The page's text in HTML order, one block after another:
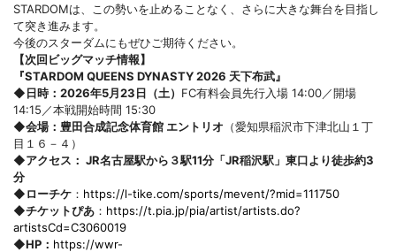
STARDOMは、この勢いを止めることなく、さらに大きな舞台を目指し
て突き進みます。
今後のスターダムにもぜひご期待ください。
【次回ビッグマッチ情報】
『STARDOM QUEENS DYNASTY 2026 天下布武』
◆日時：2026年5月23日（土） FC有料会員先行入場 14:00／開場
14:15／本戦開始時間 15:30
◆会場：豊田合成記念体育館 エントリオ （愛知県稲沢市下津北山１丁
目１６－４）
◆アクセス： JR名古屋駅から３駅11分「JR稲沢駅」東口より徒歩約3
分
◆ローチケ ： https://l-tike.com/sports/mevent/?mid=111750
◆チケットぴあ ： https://t.pia.jp/pia/artist/artists.do?
artistsCd=C3060019
◆HP： https://wwr-